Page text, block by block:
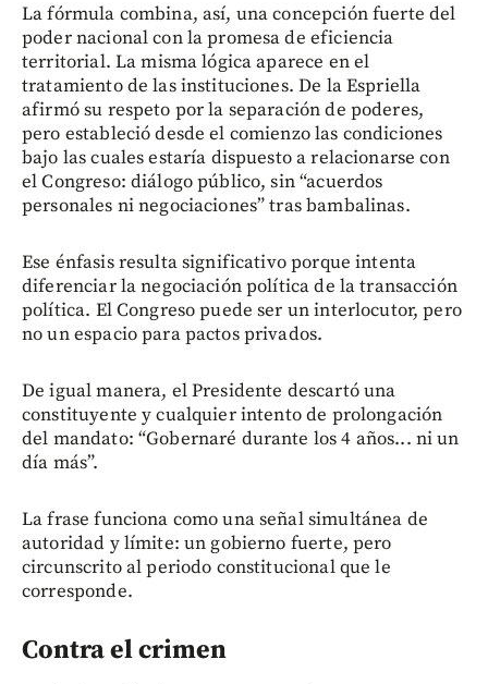
La fórmula combina, así, una concepción fuerte del
poder nacional con la promesa de eficiencia
territorial. La misma lógica aparece en el
tratamiento de las instituciones. De la Espriella
afirmó su respeto por la separación de poderes,
pero estableció desde el comienzo las condiciones
bajo las cuales estaría dispuesto a relacionarse con
el Congreso: diálogo público, sin “acuerdos
personales ni negociaciones” tras bambalinas.
Ese énfasis resulta significativo porque intenta
diferenciar la negociación política de la transacción
política. El Congreso puede ser un interlocutor, pero
no un espacio para pactos privados.
De igual manera, el Presidente descartó una
constituyente y cualquier intento de prolongación
del mandato: “Gobernaré durante los 4 años... ni un
día más”.
La frase funciona como una señal simultánea de
autoridad y límite: un gobierno fuerte, pero
circunscrito al periodo constitucional que le
corresponde.
Contra el crimen